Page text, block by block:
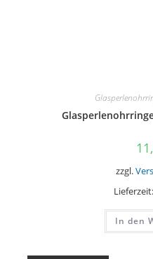
zzgl.
Lieferzeit:
In den